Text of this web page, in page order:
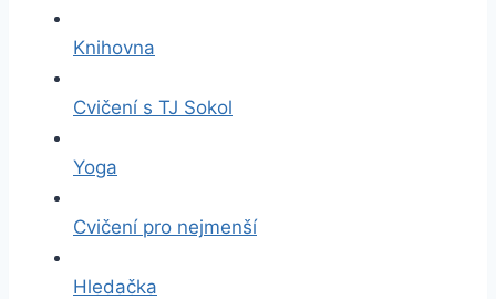
Knihovna
Cvičení s TJ Sokol
Yoga
Cvičení pro nejmenší
Hledačka